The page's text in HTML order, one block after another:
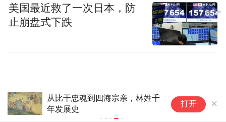
打开
美国最近救了一次日本，防
止崩盘式下跌